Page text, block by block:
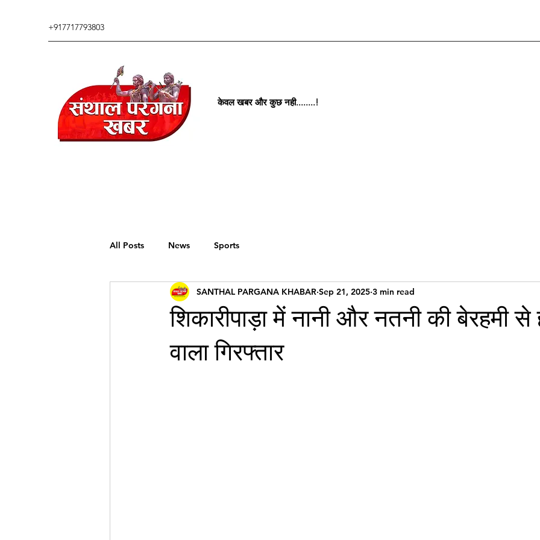
+917717793803
केवल खबर और कुछ नही........!
All Posts News Sports
शिकारीपाड़ा में नानी और नतनी की बेरहमी से
वाला गिरफ्तार
SANTHAL PARGANA KHABAR Sep 21, 2025 3 min read